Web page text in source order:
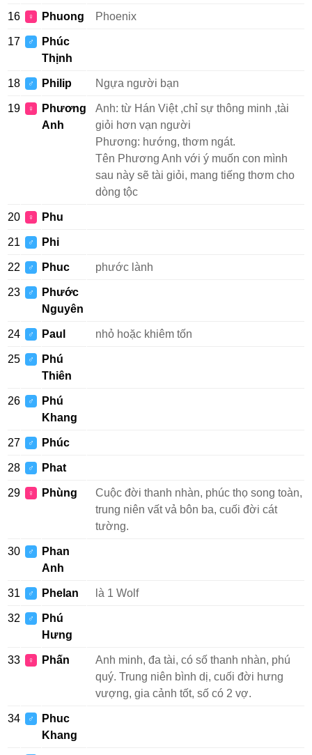
16 ♀ Phuong Phoenix
17 ♂
Phúc
Thịnh
18 ♂ Philip Ngựa người bạn
19 ♀
Phương
Anh
Anh: từ Hán Việt ,chỉ sự thông minh ,tài
giỏi hơn vạn người
Phương: hướng, thơm ngát.
Tên Phương Anh với ý muốn con mình
sau này sẽ tài giỏi, mang tiếng thơm cho
dòng tộc
20 ♀ Phu
21 ♂ Phi
22 ♂ Phuc phước lành
23 ♂
Phước
Nguyên
24 ♂ Paul nhỏ hoặc khiêm tốn
25 ♂
Phú
Thiên
26 ♂
Phú
Khang
27 ♂ Phúc
28 ♂ Phat
29 ♀ Phùng
Cuộc đời thanh nhàn, phúc thọ song toàn,
trung niên vất vả bôn ba, cuối đời cát
tường.
30 ♂
Phan
Anh
31 ♂ Phelan là 1 Wolf
32 ♂
Phú
Hưng
33 ♀ Phấn
Anh minh, đa tài, có số thanh nhàn, phú
quý. Trung niên bình dị, cuối đời hưng
vượng, gia cảnh tốt, số có 2 vợ.
34 ♂
Phuc
Khang